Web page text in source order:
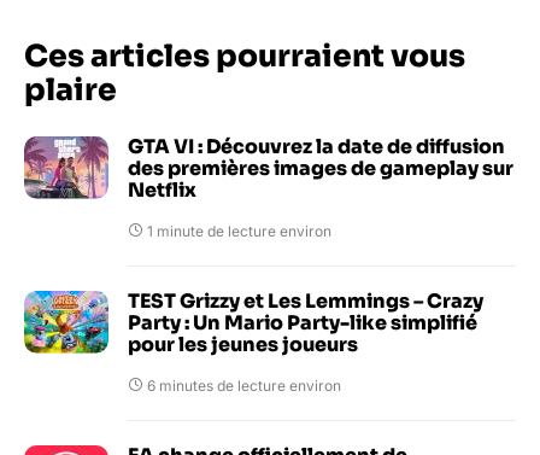
Ces articles pourraient vous
plaire
GTA VI : Découvrez la date de diffusion
des premières images de gameplay sur
Netflix
1 minute de lecture environ
TEST Grizzy et Les Lemmings – Crazy
Party : Un Mario Party-like simplifié
pour les jeunes joueurs
6 minutes de lecture environ